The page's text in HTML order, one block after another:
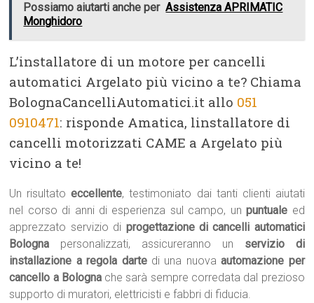
Possiamo aiutarti anche per Assistenza APRIMATIC
Monghidoro
L’installatore di un motore per cancelli
automatici Argelato più vicino a te? Chiama
BolognaCancelliAutomatici.it allo 051
0910471: risponde Amatica, linstallatore di
cancelli motorizzati CAME a Argelato più
vicino a te!
Un risultatoeccellente, testimoniato dai tanti clienti aiutati
nel corso di anni di esperienza sul campo, unpuntuale ed
apprezzato servizio di progettazione di cancelli automatici
Bologna personalizzati, assicureranno un servizio di
installazione a regola dartedi una nuovaautomazione per
cancello a Bologna che sarà sempre corredata dal prezioso
supporto di muratori, elettricisti e fabbri di fiducia.